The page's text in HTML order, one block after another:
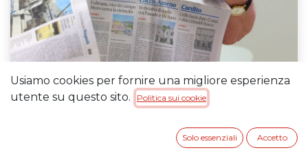
Usiamo cookies per fornire una migliore esperienza
utente su questo sito.
Politica sui cookie
Solo essenziali Accetto